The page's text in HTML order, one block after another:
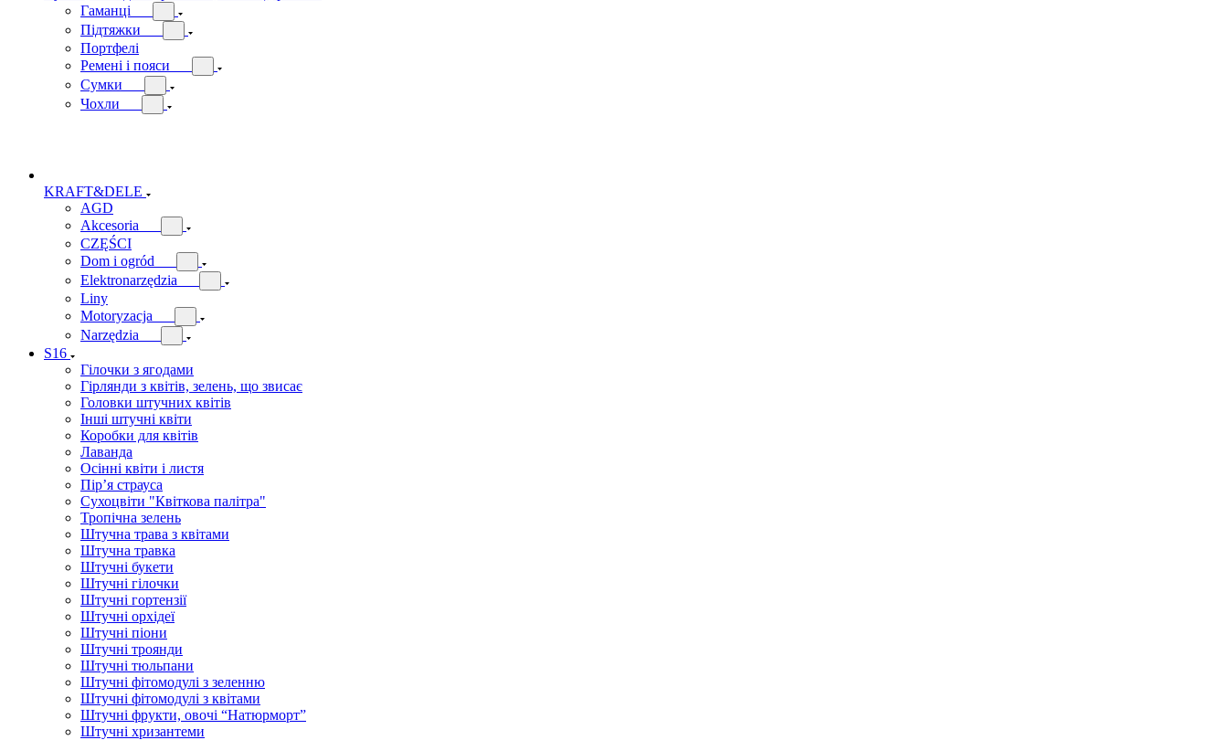
Гаманці
Підтяжки
Портфелі
Ремені і пояси
Сумки
Чохли
KRAFT&DELE
AGD
Akcesoria
CZĘŚCI
Dom i ogród
Elektronarzędzia
Liny
Motoryzacja
Narzędzia
S16
Гілочки з ягодами
Гірлянди з квітів, зелень, що звисає
Головки штучних квітів
Інші штучні квіти
Коробки для квітів
Лаванда
Осінні квіти і листя
Пір’я страуса
Сухоцвіти "Квіткова палітра"
Тропічна зелень
Штучна трава з квітами
Штучна травка
Штучні букети
Штучні гілочки
Штучні гортензії
Штучні орхідеї
Штучні піони
Штучні троянди
Штучні тюльпани
Штучні фітомодулі з зеленню
Штучні фітомодулі з квітами
Штучні фрукти, овочі “Натюрморт”
Штучні хризантеми